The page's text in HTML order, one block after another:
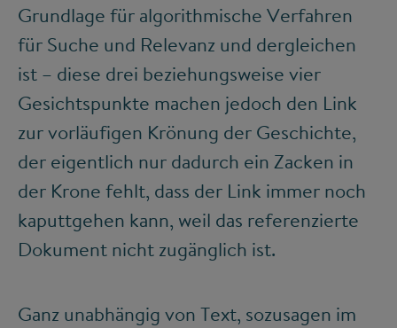
Grundlage für algorithmische Verfahren
für Suche und Relevanz und dergleichen
ist – diese drei beziehungsweise vier
Gesichtspunkte machen jedoch den Link
zur vorläufigen Krönung der Geschichte,
der eigentlich nur dadurch ein Zacken in
der Krone fehlt, dass der Link immer noch
kaputtgehen kann, weil das referenzierte
Dokument nicht zugänglich ist.
Ganz unabhängig von Text, sozusagen im